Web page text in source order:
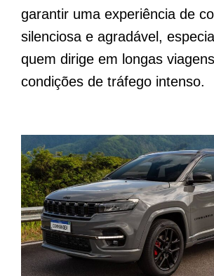
garantir uma experiência de
silenciosa e agradável,
quem dirige em longas
condições de tráfego intenso.